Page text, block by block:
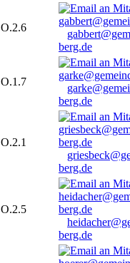
O.2.6
berg.de
O.1.7
berg.de
O.2.1
berg.de
O.2.5
berg.de